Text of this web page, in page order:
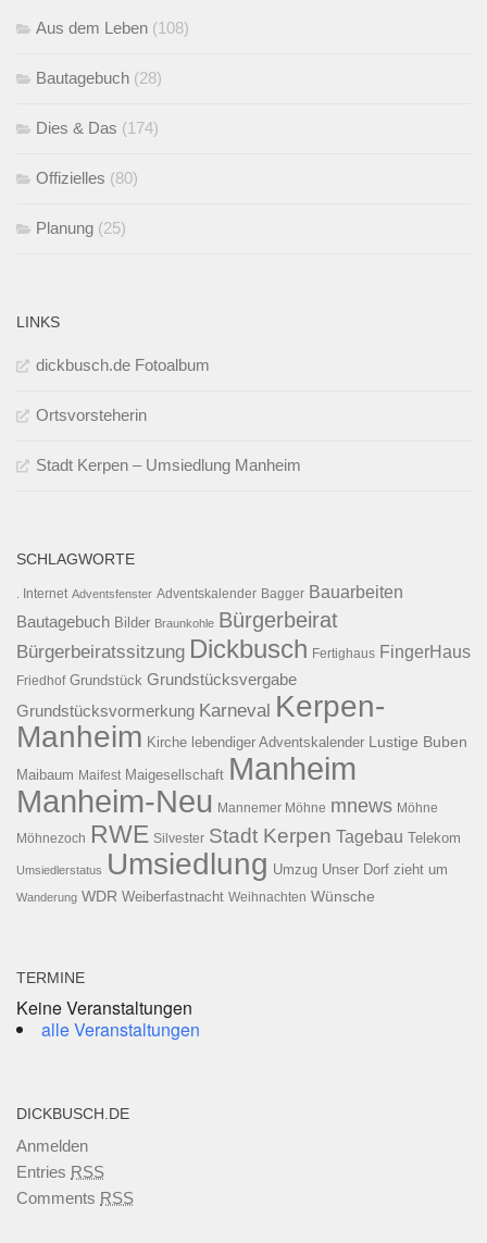
Aus dem Leben (108)
Bautagebuch (28)
Dies & Das (174)
Offizielles (80)
Planung (25)
LINKS
dickbusch.de Fotoalbum
Ortsvorsteherin
Stadt Kerpen – Umsiedlung Manheim
SCHLAGWORTE
. Internet Adventsfenster Adventskalender Bagger Bauarbeiten
Bautagebuch Bilder Braunkohle Bürgerbeirat
Bürgerbeiratssitzung Dickbusch Fertighaus FingerHaus
Friedhof Grundstück Grundstücksvergabe
Grundstücksvormerkung Karneval Kerpen-
Manheim Kirche lebendiger Adventskalender Lustige Buben
Maibaum Maifest Maigesellschaft Manheim
Manheim-Neu Mannemer Möhne mnews Möhne
Möhnezoch RWE Silvester Stadt Kerpen Tagebau Telekom
Umsiedlerstatus Umsiedlung Umzug Unser Dorf zieht um
Wanderung WDR Weiberfastnacht Weihnachten Wünsche
TERMINE
Keine Veranstaltungen
alle Veranstaltungen
DICKBUSCH.DE
Anmelden
Entries RSS
Comments RSS